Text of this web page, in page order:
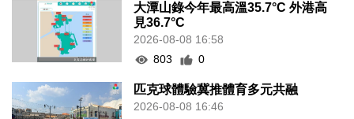
大潭山錄今年最高溫35.7°C 外港高
見36.7°C
2026-08-08 16:58
803
0
匹克球體驗冀推體育多元共融
2026-08-08 16:46